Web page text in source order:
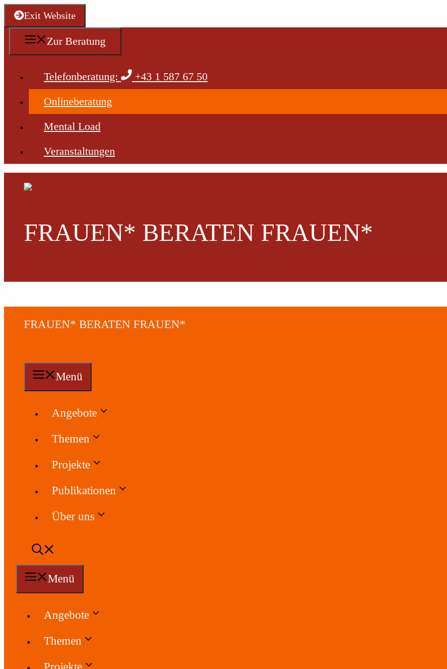
Exit Website
springen
Zur Beratung
Telefonberatung:
+43 1 587 67 50
Onlineberatung
Mental Load
Veranstaltungen
FRAUEN* BERATEN FRAUEN*
FRAUEN* BERATEN FRAUEN*
Menü
Angebote
Themen
Projekte
Publikationen
Über uns
Menü
Angebote
Themen